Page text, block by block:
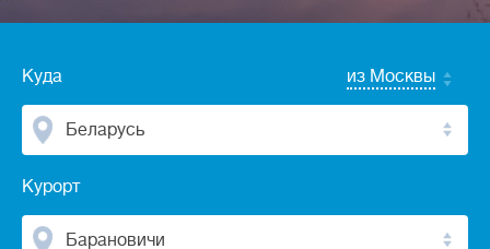
Куда из Москвы
Беларусь
Курорт
Барановичи